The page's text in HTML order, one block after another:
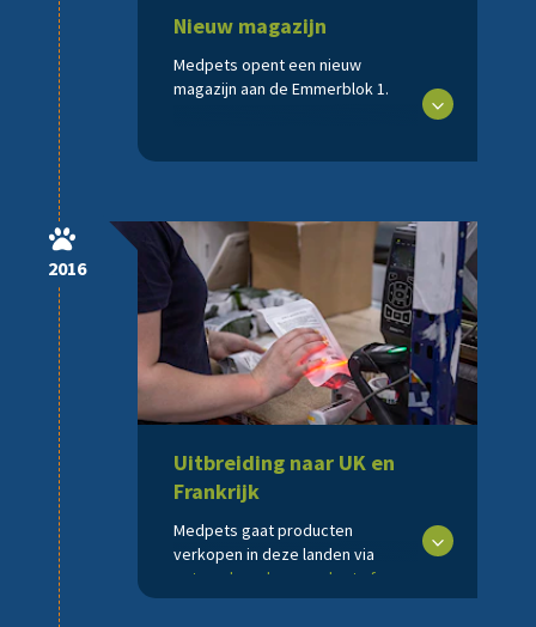
Nieuw magazijn
Medpets opent een nieuw
magazijn aan de Emmerblok 1.
2016
Uitbreiding naar UK en
Frankrijk
Medpets gaat producten
verkopen in deze landen via
vetsend.co.uk
medpets.fr